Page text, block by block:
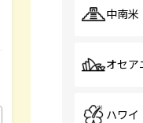
中南米
オセア
ハワイ